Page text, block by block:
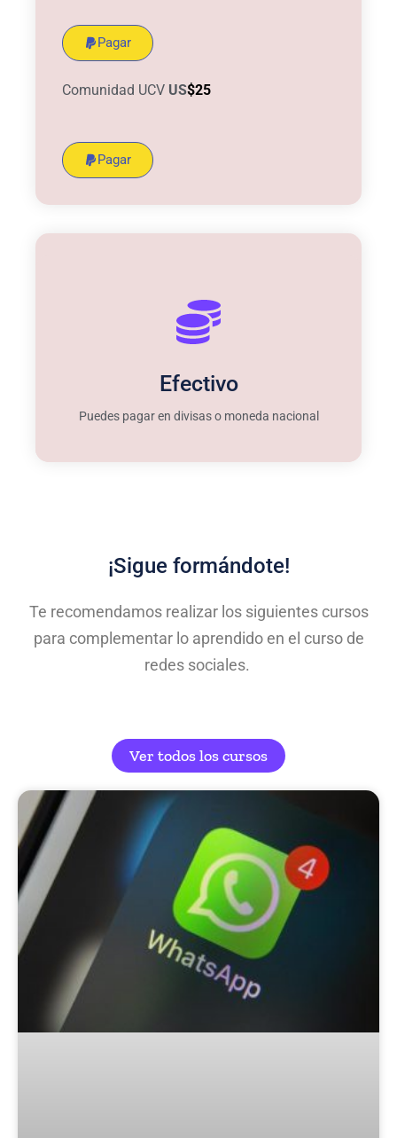
Pagar
Comunidad UCV US$25
Pagar
Efectivo
Puedes pagar en divisas o moneda nacional
¡Sigue formándote!
Te recomendamos realizar los siguientes cursos
para complementar lo aprendido en el curso de
redes sociales.
Ver todos los cursos